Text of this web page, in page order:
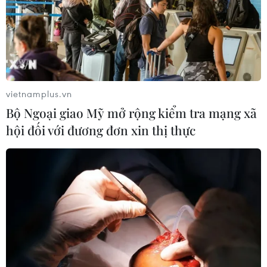
Doanh nghiệp Trung Quốc đánh giá
cao triển vọng hợp tác cơ giới hóa
nông nghiệp với Việt Nam
06/08/2026 04:14
Thống đốc Fed khuyến nghị tăng lãi
suất nếu lạm phát không sớm hạ
06/08/2026 03:46
Sản lượng vàng của Trung Quốc
giảm trong nửa đầu năm 2026
06/08/2026 03:41
vietnamplus.vn
Bộ Ngoại giao Mỹ mở rộng kiểm tra mạng xã
hội đối với đương đơn xin thị thực